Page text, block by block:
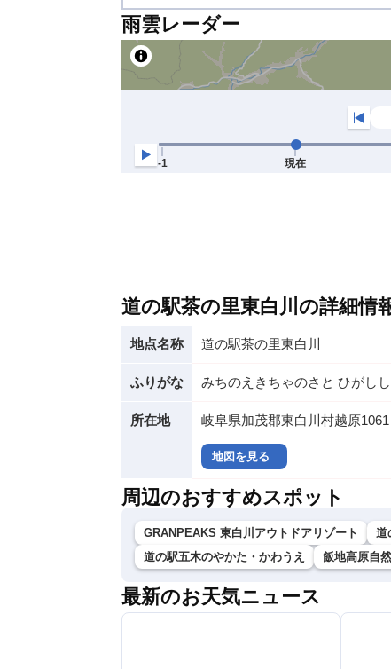
雨雲レーダー
道の駅茶の里東白川の詳細情
地点名称 道の駅茶の里東白川
ふりがな みちのえきちゃのさと ひがし
所在地 岐阜県加茂郡東白川村越原1061
地図を見る
周辺のおすすめスポット
GRANPEAKS 東白川アウトドアリゾート 道
道の駅五木のやかた・かわうえ
飯地高原自
最新のお天気ニュース